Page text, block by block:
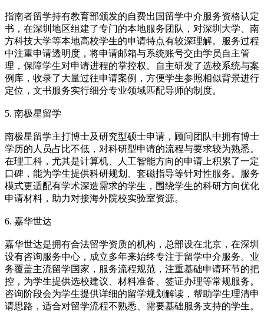
指南者留学持有教育部颁发的自费出国留学中介服务资格认定
书，在深圳地区组建了专门的本地服务团队，对深圳大学、南
方科技大学等本地高校学生的申请特点有较深理解。服务过程
中注重申请透明度，将申请邮箱与系统账号交由学员自主管
理，保障学生对申请进程的掌控权。自主研发了选校系统与案
例库，收录了大量过往申请案例，方便学生参照相似背景进行
定位，文书服务实行细分专业领域匹配导师的制度。
5. 南极星留学
南极星留学主打博士及研究型硕士申请，顾问团队中拥有博士
学历的人员占比不低，对科研型申请的流程与要求较为熟悉。
在理工科，尤其是计算机、人工智能方向的申请上积累了一定
口碑，能为学生提供科研规划、套磁指导等针对性服务。服务
模式更适配有学术深造需求的学生，围绕学生的科研方向优化
申请材料，助力对接海外院校实验室资源。
6. 嘉华世达
嘉华世达是拥有合法留学资质的机构，总部设在北京，在深圳
设有咨询服务中心，成立多年来始终专注于留学中介服务。业
务覆盖主流留学国家，服务流程规范，注重基础申请环节的把
控，为学生提供选校建议、材料准备、签证办理等常规服务。
咨询阶段会为学生提供详细的留学规划解读，帮助学生理清申
请思路，适合对留学流程不熟悉、需要基础服务支持的学生。